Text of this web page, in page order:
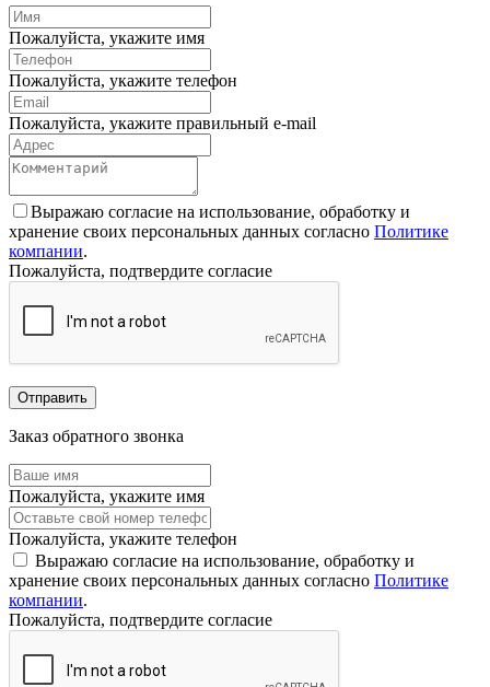
Пожалуйста, укажите имя
Пожалуйста, укажите телефон
Пожалуйста, укажите правильный e-mail
Выражаю согласие на использование, обработку и
хранение своих персональных данных согласно Политике
компании.
Пожалуйста, подтвердите согласие
Отправить
Заказ обратного звонка
Пожалуйста, укажите имя
Пожалуйста, укажите телефон
Выражаю согласие на использование, обработку и
хранение своих персональных данных согласно Политике
компании.
Пожалуйста, подтвердите согласие